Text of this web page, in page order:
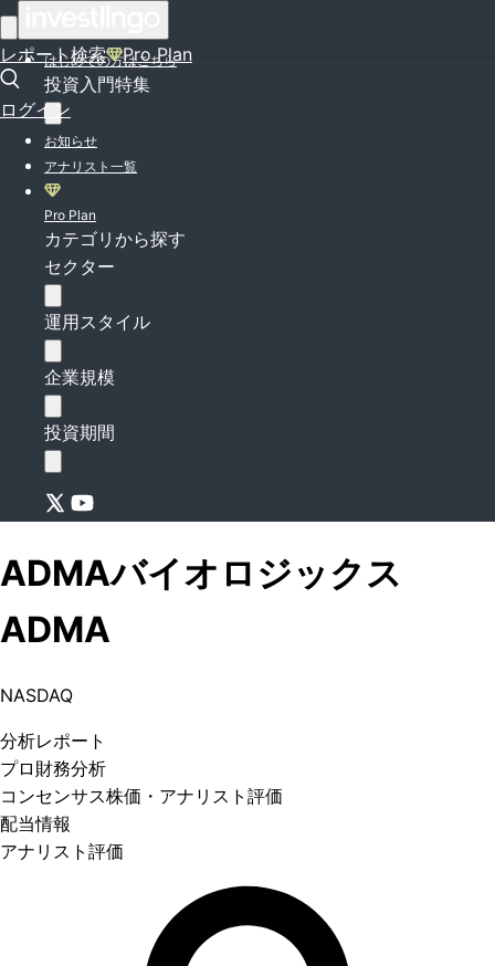
レポート検索 Pro Plan
ログイン
はじめての方はこちら
投資入門特集
お知らせ
アナリスト一覧
Pro Plan
カテゴリから探す
セクター
運用スタイル
企業規模
投資期間
ADMAバイオロジックス
ADMA
NASDAQ
分析レポート
プロ 財務分析
コンセンサス株価 ・アナリスト評価
配当情報
アナリスト評価